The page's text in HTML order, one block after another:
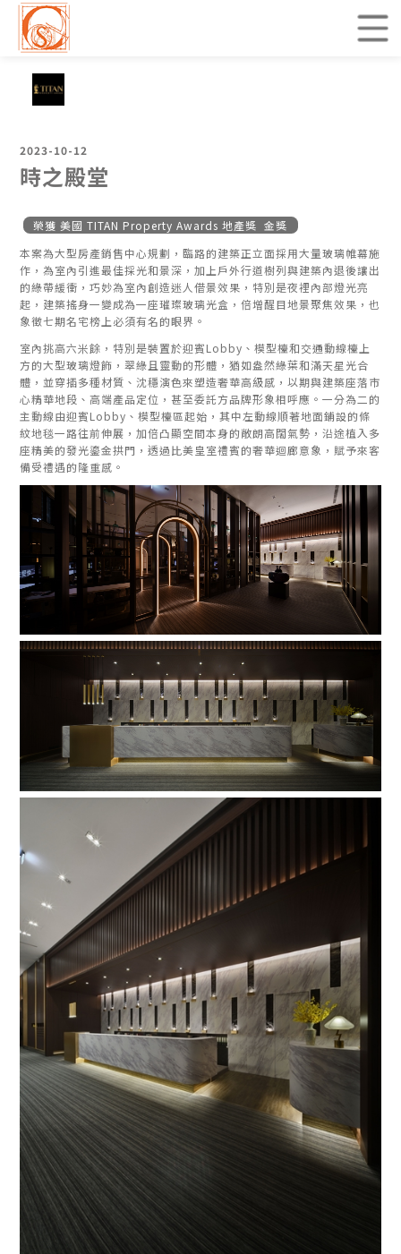
2023-10-12
時之殿堂
榮獲 美國 TITAN Property Awards 地產獎 金獎
本案為大型房產銷售中心規劃，臨路的建築正立面採用大量玻璃帷幕施
作，為室內引進最佳採光和景深，加上戶外行道樹列與建築內退後讓出
的綠帶緩衝，巧妙為室內創造迷人借景效果，特別是夜裡內部燈光亮
起，建築搖身一變成為一座璀璨玻璃光盒，倍增醒目地景聚焦效果，也
象徵七期名宅榜上必須有名的眼界。
室內挑高六米餘，特別是裝置於迎賓Lobby、模型檯和交通動線檯上
方的大型玻璃燈飾，翠綠且靈動的形體，猶如盎然綠葉和滿天星光合
體，並穿插多種材質、沈穩演色來塑造奢華高級感，以期與建築座落市
心精華地段、高端產品定位，甚至委託方品牌形象相呼應。一分為二的
主動線由迎賓Lobby、模型檯區起始，其中左動線順著地面鋪設的條
紋地毯一路往前伸展，加倍凸顯空間本身的敞朗高闊氣勢，沿途植入多
座精美的發光鎏金拱門，透過比美皇室禮賓的奢華迴廊意象，賦予來客
備受禮遇的隆重感。